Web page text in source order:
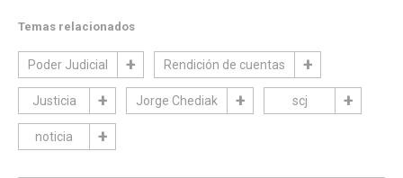
Temas relacionados
Poder Judicial Rendición de cuentas
Justicia Jorge Chediak scj
noticia